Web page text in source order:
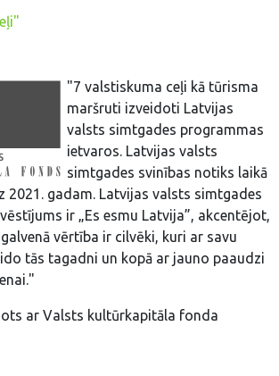
"7 valstiskuma ceļi kā tūrisma
maršruti izveidoti Latvijas
valsts simtgades programmas
ietvaros. Latvijas valsts
simtgades svinības notiks laikā
2021. gadam. Latvijas valsts simtgades
ir „Es esmu Latvija”, akcentējot,
vērtība ir cilvēki, kuri ar savu
tās tagadni un kopā ar jauno paaudzi
ar Valsts kultūrkapitāla fonda